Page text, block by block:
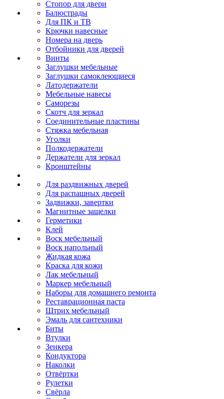
Стопор для двери
Балюстрады
Для ПК и ТВ
Крючки навесные
Номера на дверь
Отбойники для дверей
Винты
Заглушки мебельные
Заглушки самоклеющиеся
Латодержатели
Мебельные навесы
Саморезы
Скотч для зеркал
Соединительные пластины
Стяжка мебельная
Уголки
Полкодержатели
Держатели для зеркал
Кронштейны
Для раздвижных дверей
Для распашных дверей
Задвижки, завертки
Магнитные защелки
Герметики
Клей
Воск мебельный
Воск напольный
Жидкая кожа
Краска для кожи
Лак мебельный
Маркер мебельный
Наборы для домашнего ремонта
Реставрационная паста
Штрих мебельный
Эмаль для сантехники
Биты
Втулки
Зенкера
Кондуктора
Наколки
Отвёртки
Рулетки
Свёрла